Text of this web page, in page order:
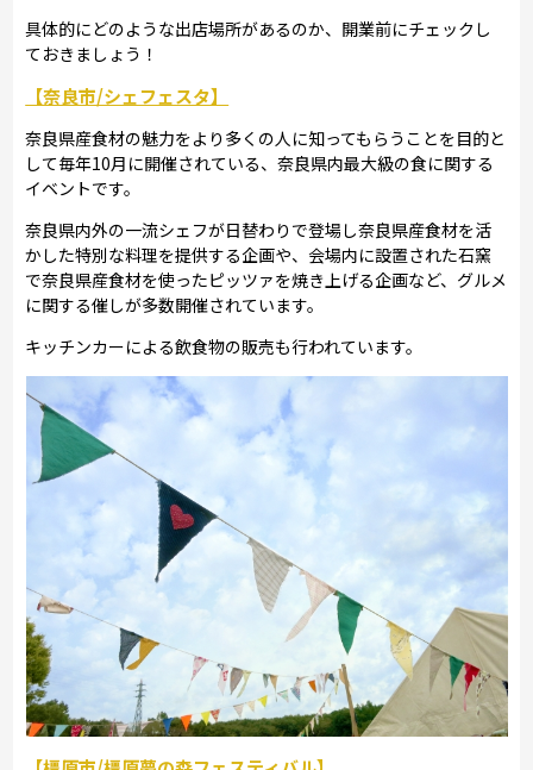
具体的にどのような出店場所があるのか、開業前にチェックし
ておきましょう！
【奈良市/シェフェスタ】
奈良県産食材の魅力をより多くの人に知ってもらうことを目的と
して毎年10月に開催されている、奈良県内最大級の食に関する
イベントです。
奈良県内外の一流シェフが日替わりで登場し奈良県産食材を活
かした特別な料理を提供する企画や、会場内に設置された石窯
で奈良県産食材を使ったピッツァを焼き上げる企画など、グルメ
に関する催しが多数開催されています。
キッチンカーによる飲食物の販売も行われています。